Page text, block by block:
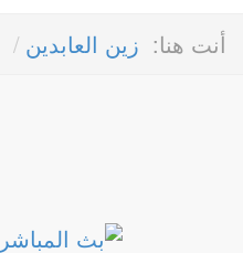
أنت هنا: زين العابدين